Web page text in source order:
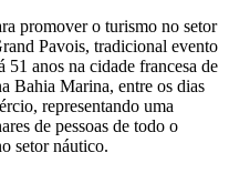
promover o turismo no setor
Pavois, tradicional evento
51 anos na cidade francesa de
Bahia Marina, entre os dias
representando uma
de pessoas de todo o
setor náutico.